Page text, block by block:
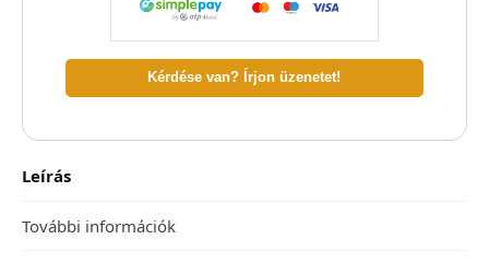
Kérdése van? Írjon üzenetet!
Leírás
További információk